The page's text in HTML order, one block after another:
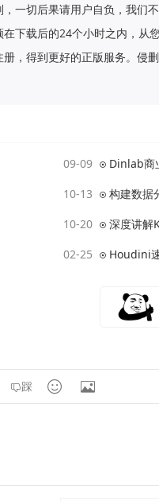
一切后果请用户自负，我们
下载后的24个小时之内，从
，得到更好的正版服务。
09-09 Dinlab商
10-13 构建数据
10-20 深度讲解
02-25 Houdini
踩  